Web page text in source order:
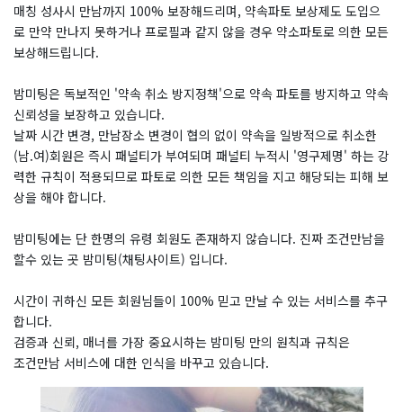
매칭 성사시 만남까지 100% 보장해드리며, 약속파토 보상제도 도입으
로 만약 만나지 못하거나 프로필과 같지 않을 경우 약소파토로 의한 모든
보상해드립니다.
밤미팅은 독보적인 '약속 취소 방지정책'으로 약속 파토를 방지하고 약속
신뢰성을 보장하고 있습니다.
날짜 시간 변경, 만남장소 변경이 협의 없이 약속을 일방적으로 취소한
(남.여)회원은 즉시 패널티가 부여되며 패널티 누적시 '영구제명' 하는 강
력한 규칙이 적용되므로 파토로 의한 모든 책임을 지고 해당되는 피해 보
상을 해야 합니다.
밤미팅에는 단 한명의 유령 회원도 존재하지 않습니다. 진짜 조건만남을
할수 있는 곳 밤미팅(채팅사이트) 입니다.
시간이 귀하신 모든 회원님들이 100% 믿고 만날 수 있는 서비스를 추구
합니다.
검증과 신뢰, 매너를 가장 중요시하는 밤미팅 만의 원칙과 규칙은
조건만남 서비스에 대한 인식을 바꾸고 있습니다.